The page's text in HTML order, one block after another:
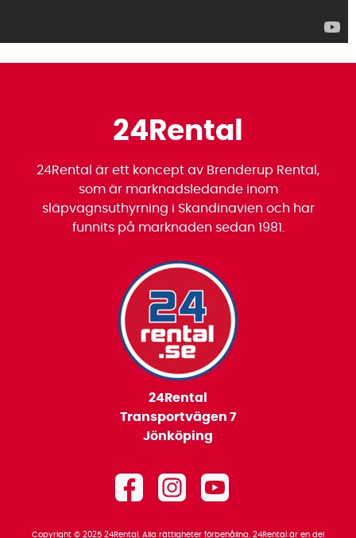
24Rental
24Rental är ett koncept av Brenderup Rental,
som är marknadsledande inom
släpvagnsuthyrning i Skandinavien och har
funnits på marknaden sedan 1981.
24Rental
Transportvägen 7
Jönköping
Copyright © 2025 24Rental. Alla rättigheter förbehållna. 24Rental är en del